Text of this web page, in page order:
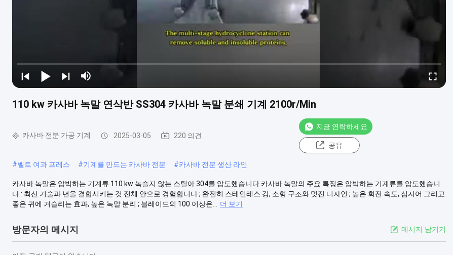
110 kw 카사바 녹말 연삭반 SS304 카사바 녹말 분쇄 기계 2100r/Min
카사바 전분 가공 기계 2025-03-05 220 의견
지금 연락하세요
공유
#벨트 여과 프레스 #기계를 만드는 카사바 전분 #카사바 전분 생산 라인
카사바 녹말은 압박하는 기계류 110 kw 녹슬지 않는 스틸아 304를 압도했습니다 카사바 녹말의 주요 특징은 압박하는 기계류를 압도했습니
다 : 최신 기술과 년을 결합시키는 것 전체 안으로 경험합니다 ; 완전히 스테인레스 강, 소형 구조와 멋진 디자인 ; 높은 회전 속도, 심지어 그리고
좋은 귀에 거슬리는 효과, 높은 녹말 분리 ; 블레이드의 100 이상은...
더 보기
방문자의 메시지 메시지 남기기